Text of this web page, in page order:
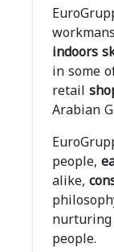
indoors
in some
retail
Arabian
people,
alike,
people.